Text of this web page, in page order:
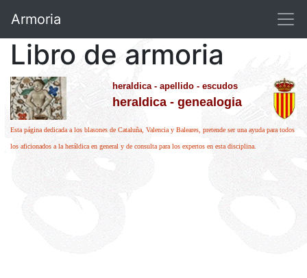
Armoria
Libro de armoria
heraldica - apellido - escudos
heraldica - genealogia
Esta página dedicada a los blasones de Cataluña, Valencia y Baleares, pretende ser una ayuda para todos
los aficionados a la heráldica en general y de consulta para los expertos en esta disciplina.